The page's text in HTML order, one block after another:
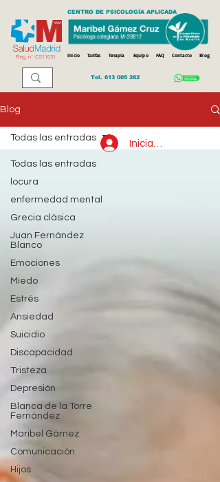
Reg. nº CS11031
CENTRO DE PSICOLOGÍA APLICADA
Inicio Tarifas Terapia Equipo FAQ Contacto Blog
Tel. 613 005 282
Blog
Todas las entradas
locura
enfermedad mental
Grecia clásica
Juan Fernández
Blanco
Emociones
Miedo
Estrés
Ansiedad
Suicidio
Discapacidad
Tristeza
Depresión
Blanca de la Torre
Fernández
Maribel Gámez
Comunicación
Hijos
Todas las entradas
Iniciar sesión